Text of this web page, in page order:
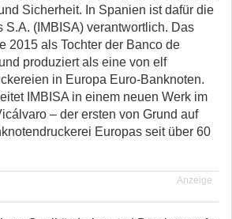
Sicherheit. In Spanien ist dafür die
S.A. (IMBISA) verantwortlich. Das
2015 als Tochter der Banco de
produziert als eine von elf
in Europa Euro-Banknoten.
IMBISA in einem neuen Werk im
– der ersten von Grund auf
Europas seit über 60
Anzeige